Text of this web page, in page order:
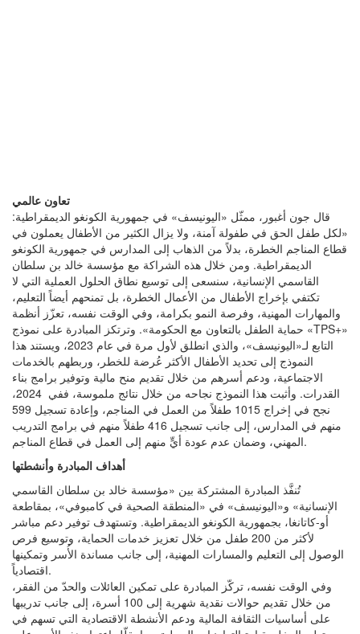
قال جون أغبور، ممثّل «اليونيسف» في جمهورية الكونغو الديمقراطية:
«لكل طفل الحق في طفولة آمنة، ولا يزال الكثير من الأطفال يعملون في
قطاع المناجم الخطرة، بدلاً من الذهاب إلى المدارس في جمهورية الكونغو
الديمقراطية. ومن خلال هذه الشراكة مع مؤسسة خالد بن سلطان
القاسمي الإنسانية، سنسعى إلى توسيع نطاق الحلول العملية التي لا
تكتفي بإخراج الأطفال من الأعمال الخطرة، بل تمنحهم أيضاً التعليم،
والمهارات المهنية، وفرصة النمو بكرامة، وفي الوقت نفسه، تعزّز أنظمة
حماية الطفل بالتعاون مع الحكومة». وترتكز المبادرة على نموذج «TPS+»
التابع لـ«اليونيسف»، والذي انطلق لأول مرة في عام 2023، ويستند هذا
النموذج إلى تحديد الأطفال الأكثر عُرضة للخطر، وربطهم بالخدمات
الاجتماعية، ودعم أسرهم من خلال تقديم منح مالية وتوفير برامج بناء
القدرات. وأثبت هذا النموذج نجاحه من خلال نتائج ملموسة، ففي 2024،
نجح في إخراج 1015 طفلاً من العمل في المناجم، وإعادة تسجيل 599
منهم في المدارس، إلى جانب تسجيل 416 طفلاً منهم في برامج التدريب
المهني، وضمان عدم عودة أيٍّ منهم إلى العمل في قطاع المناجم.
تُنفَّذ المبادرة المشتركة بين «مؤسسة خالد بن سلطان القاسمي
الإنسانية» و«اليونيسف» في «المنطقة الصحية في كامبوفي»، بمقاطعة
أو-كاتانغا، بجمهورية الكونغو الديمقراطية. وتستهدف توفير دعم مباشر
لأكثر من 200 طفل من خلال تعزيز خدمات الحماية، وتوسيع فرص
الوصول إلى التعليم والمسارات المهنية، إلى جانب مساندة الأُسر وتمكينها
اقتصادياً.
وفي الوقت نفسه، تركّز المبادرة على تمكين العائلات والحدّ من الفقر،
من خلال تقديم حوالات نقدية شهرية إلى 100 أسرة، إلى جانب تدريبها
على أساسيات الثقافة المالية ودعم الأنشطة الاقتصادية التي تسهم في